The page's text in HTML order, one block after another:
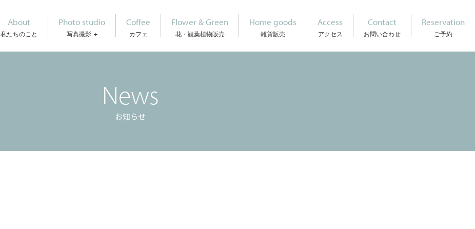
About
私たちのこと
Photo studio
写真撮影
Coffee
カフェ
Flower & Green
花・観葉植物販売
Home goods
雑貨販売
Access
アクセス
Contact
お問い合わせ
Reservation
ご予約
News
お知らせ